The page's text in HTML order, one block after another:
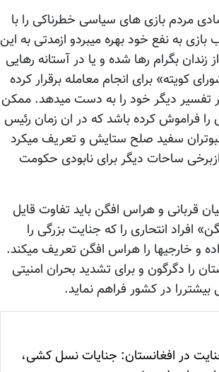
مردم بازی های سیاسی خطرناکی را با
به نفع خود بهره میبردو ازمدتی به این
زندان بگرام رها شده و یا در آستانه رهایی
کویته» برای انجام معامله برقرار کرده
تفسیر دیگر خود را به دست میدهد. ممکن
فراموش کرده باشد که در ان زمان رئیس
کبوتران سفید صلح ستایش و تعریف میکرد
ساحات دیگر برای نابودی حکومت
قربانی و هراس افگن باید تفاوت قایل
افراد انتحاری را که جنایت بزرگی را
و خارجیها را هراس افگن تعریف میکند.
را دگرگون و برای تشدید بحران امنیتی
در کشور فراهم نماید.
در افغانستان: جنایات نسل کشی،